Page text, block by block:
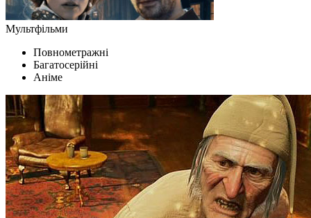
Мультфільми
Повнометражні
Багатосерійні
Аніме